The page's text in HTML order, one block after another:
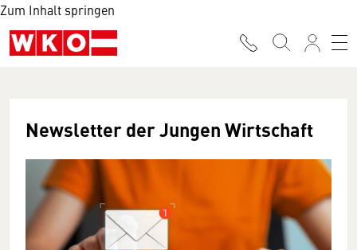
Zum Inhalt springen
Newsletter der Jungen Wirtschaft